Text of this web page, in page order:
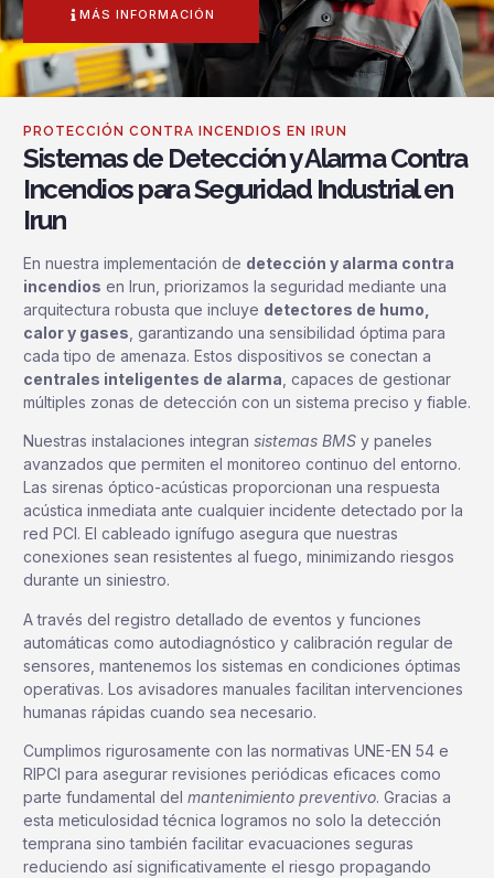
MÁS INFORMACIÓN
PROTECCIÓN CONTRA INCENDIOS EN IRUN
Sistemas de Detección y Alarma Contra
Incendios para Seguridad Industrial en
Irun
En nuestra implementación de detección y alarma contra
incendios en Irun, priorizamos la seguridad mediante una
arquitectura robusta que incluye detectores de humo,
calor y gases , garantizando una sensibilidad óptima para
cada tipo de amenaza. Estos dispositivos se conectan a
centrales inteligentes de alarma , capaces de gestionar
múltiples zonas de detección con un sistema preciso y fiable.
Nuestras instalaciones integran sistemas BMS y paneles
avanzados que permiten el monitoreo continuo del entorno.
Las sirenas óptico-acústicas proporcionan una respuesta
acústica inmediata ante cualquier incidente detectado por la
red PCI. El cableado ignífugo asegura que nuestras
conexiones sean resistentes al fuego, minimizando riesgos
durante un siniestro.
A través del registro detallado de eventos y funciones
automáticas como autodiagnóstico y calibración regular de
sensores, mantenemos los sistemas en condiciones óptimas
operativas. Los avisadores manuales facilitan intervenciones
humanas rápidas cuando sea necesario.
Cumplimos rigurosamente con las normativas UNE-EN 54 e
RIPCI para asegurar revisiones periódicas eficaces como
parte fundamental del mantenimiento preventivo. Gracias a
esta meticulosidad técnica logramos no solo la detección
temprana sino también facilitar evacuaciones seguras
reduciendo así significativamente el riesgo propagando